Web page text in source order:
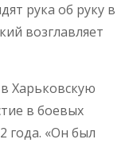
рука об руку в
возглавляет
Харьковскую
в боевых
года. «Он был